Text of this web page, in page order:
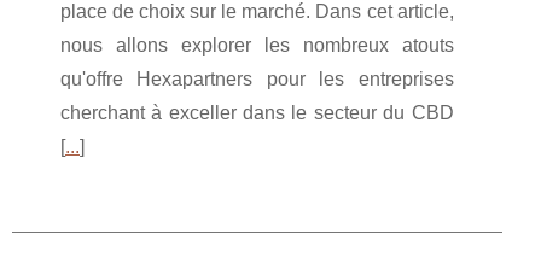
place de choix sur le marché. Dans cet article,
nous allons explorer les nombreux atouts
qu'offre Hexapartners pour les entreprises
cherchant à exceller dans le secteur du CBD
[...]